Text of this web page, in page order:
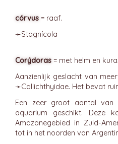
córvus = raaf.
➛Stagnícola
Corýdoras = met helm en
Aanzienlijk geslacht van
➛Callichthyidae. Het bevat
Een zeer groot aantal
aquarium geschikt. Deze
Amazonegebied in Zuid-
tot in het noorden van